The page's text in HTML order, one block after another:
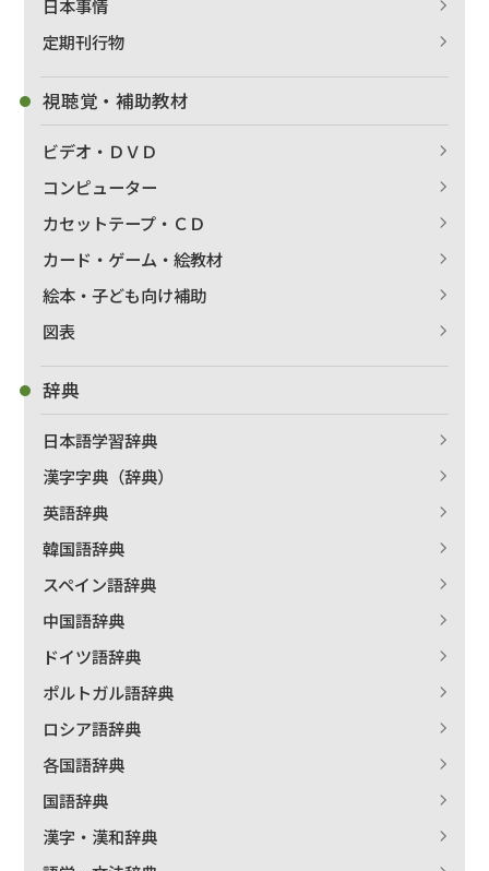
出版社名で絞り込む
著者名で絞り込む
日本事情
定期刊行物
視聴覚・補助教材
ビデオ・ＤＶＤ
コンピューター
カセットテープ・ＣＤ
カード・ゲーム・絵教材
絵本・子ども向け補助
図表
辞典
日本語学習辞典
漢字字典（辞典）
英語辞典
韓国語辞典
スペイン語辞典
中国語辞典
ドイツ語辞典
ポルトガル語辞典
ロシア語辞典
各国語辞典
国語辞典
漢字・漢和辞典